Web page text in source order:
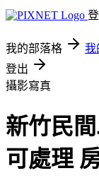
我的部落格 我
登出
攝影寫真
新竹民
可處理